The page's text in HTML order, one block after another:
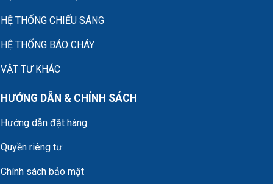
HỆ THỐNG CHIẾU SÁNG
HỆ THỐNG BÁO CHÁY
VẬT TƯ KHÁC
HƯỚNG DẪN & CHÍNH SÁCH
Hướng dẫn đặt hàng
Quyền riêng tư
Chính sách bảo mật